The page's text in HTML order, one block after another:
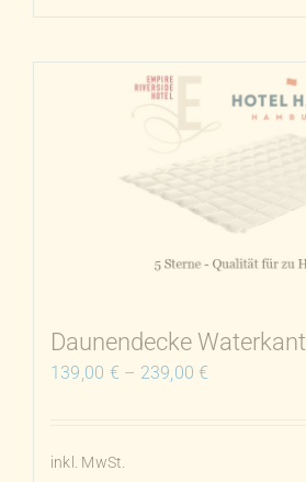
Daunendecke Waterkant
139,00 € – 239,00€
inkl. MwSt.